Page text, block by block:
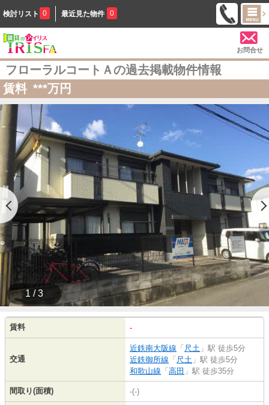
検討リスト 0 最近見た物件 0
お問合せ
フローラルコートＡの過去掲載物件情報
賃料 ***万円
1 / 3
賃料 -
交通
近鉄南大阪線 「 尺土 」駅 徒歩5分
近鉄御所線 「 尺土 」駅 徒歩5分
和歌山線 「 高田 」駅 徒歩35分
間取り(面積) -(-)